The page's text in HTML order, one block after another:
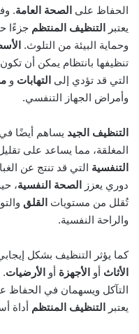
الحفاظ على الصحة العامة
يعتبر
التنظيف المنتظم جزءًا
وحماية البيئة من التلوث.
تنظيفها بانتظام يمكن أن
التي قد تؤدي إلى التهابات و
وأمراض الجهاز التنفسي.
التنظيف الجيد يساهم أيضًا
المغلقة، مما يساعد على
التنفسية التي قد تنتج عن
دوري يعزز
الصحة النفسية،
تُقلل من مستويات القلق
والراحة النفسية.
كما يؤثر التنظيف بشكل
الأثاث أو الأجهزة أو الأرضيات.
التآكل ويسهمان في الحفاظ
يعتبر
التنظيف المنتظم أداة